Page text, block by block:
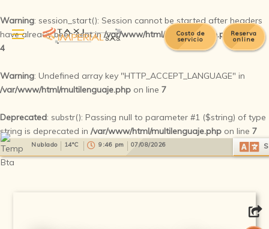
Warning: session_start(): Session cannot be started after headers
have already been sent in/var/www/html/multilenguaje.phpon line
4
Warning: Undefined array key "HTTP_ACCEPT_LANGUAGE" in
/var/www/html/multilenguaje.php on line 7
Deprecated: substr(): Passing null to parameter #1 ($string) of type
string is deprecated in /var/www/html/multilenguaje.php on line 7
Nublado 14°C 9:46 pm 07/08/2026 Select Language ▼
Reserva
online
Costo de
servicio